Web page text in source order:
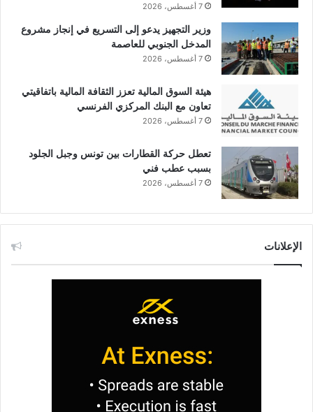
7 أغسطس، 2026
وزير التجهيز يدعو إلى التسريع في إنجاز مشروع
المدخل الجنوبي للعاصمة
7 أغسطس، 2026
هيئة السوق المالية تعزز الثقافة المالية باتفاقيتي
تعاون مع البنك المركزي الفرنسي
7 أغسطس، 2026
تعطل حركة القطارات بين تونس وجبل الجلود
بسبب عطب فني
7 أغسطس، 2026
الإعلانات